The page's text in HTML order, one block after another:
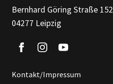
Bernhard Göring Straße 152
04277 Leipzig
Kontakt/Impressum